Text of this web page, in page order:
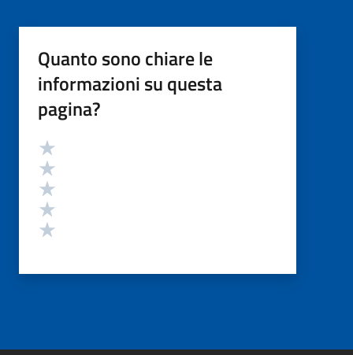
Quanto sono chiare le
informazioni su questa
pagina?
Valutazione